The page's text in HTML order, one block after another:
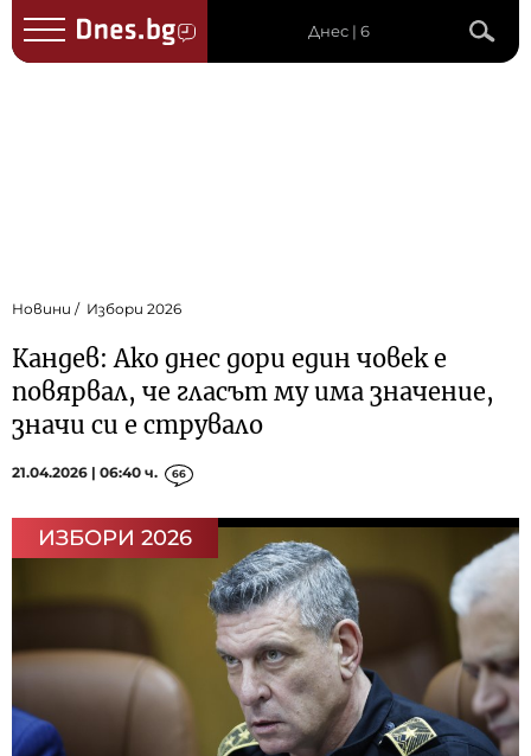
Днес | 6
Новини Избори 2026
Кандев: Ако днес дори един човек е
повярвал, че гласът му има значение,
значи си е струвало
21.04.2026 | 06:40 ч. 66
ИЗБОРИ 2026